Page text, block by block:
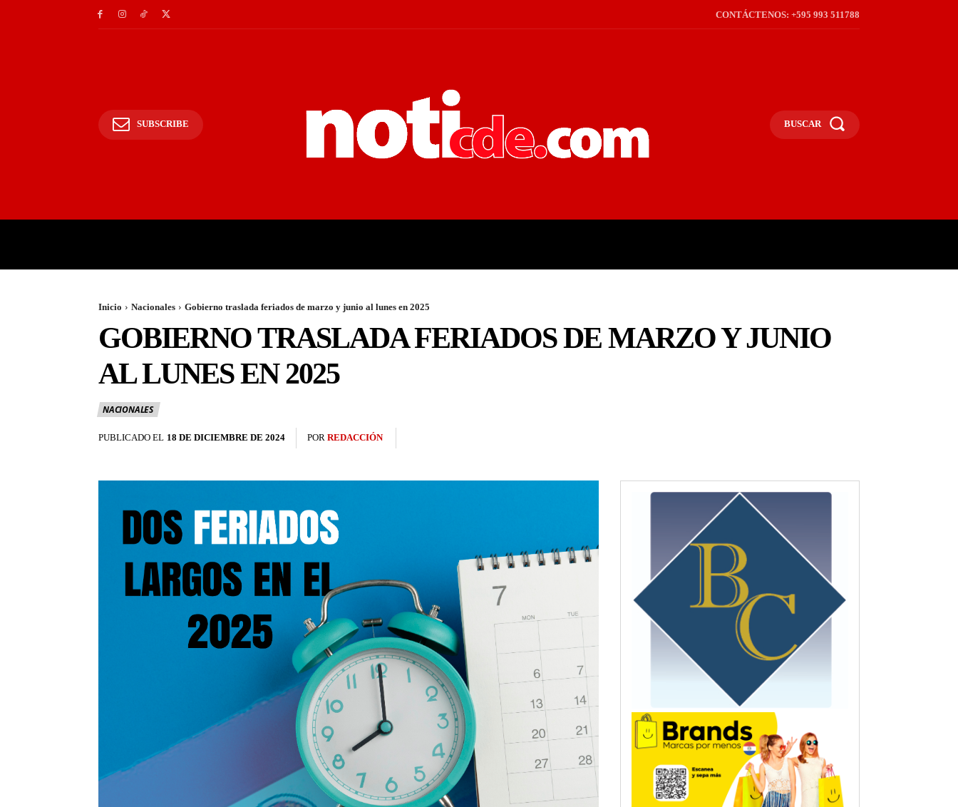
CONTÁCTENOS: +595 993 511788
SUBSCRIBE BUSCAR
Inicio Nacionales Gobierno traslada feriados de marzo y junio al lunes en 2025
GOBIERNO TRASLADA FERIADOS DE MARZO Y JUNIO
AL LUNES EN 2025
NACIONALES
PUBLICADO EL 18 DE DICIEMBRE DE 2024 POR REDACCIÓN